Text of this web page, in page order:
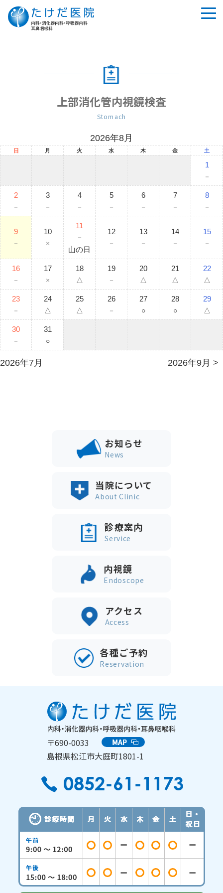
上部消化管内視鏡検査
Stomach
2026年8月
日 月 火 水 木 金 土
1
－
2
－
3
－
4
－
5
－
6
－
7
－
8
－
9
－
10
×
11
－
山の日
12
－
13
－
14
－
15
－
16
－
17
×
18
△
19
－
20
△
21
△
22
△
23
－
24
△
25
△
26
－
27
○
28
○
29
△
30
－
31
○
2026年7月 2026年9月
お知らせ
News
当院について
About Clinic
診療案内
Service
内視鏡
Endoscope
アクセス
Access
各種ご予約
Reservation
〒690-0033
島根県松江市大庭町1801-1
0852-61-1173